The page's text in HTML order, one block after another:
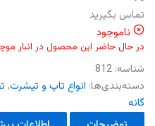
تماس بگیرید
ناموجود
در حال حاضر این محصول در انبار
شناسه: 812
دسته‌بندی‌ها: انواع تاپ و تیشرت,
گانه